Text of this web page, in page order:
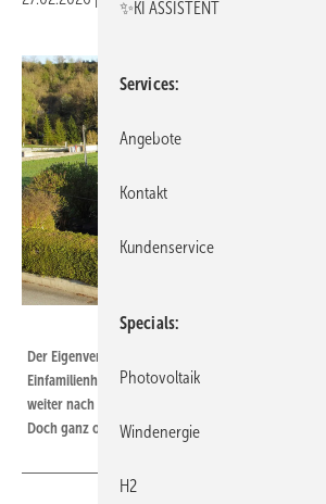
Der Eigenverbrauch ist zwar das gängige Modell bei
Einfamilienhäusern. Der Zwang zur
weiter nach oben treiben – etwa durch die
Doch ganz ohne Überschussstrom wird es kaum
✨KI ASSISTENT
Services
Angebote
Kontakt
Kundenservice
Specials
Photovoltaik
Windenergie
H2